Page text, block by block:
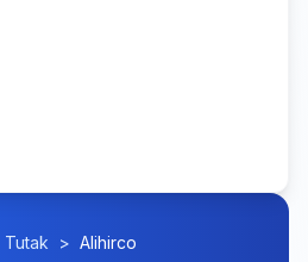
Tutak > Alihirco